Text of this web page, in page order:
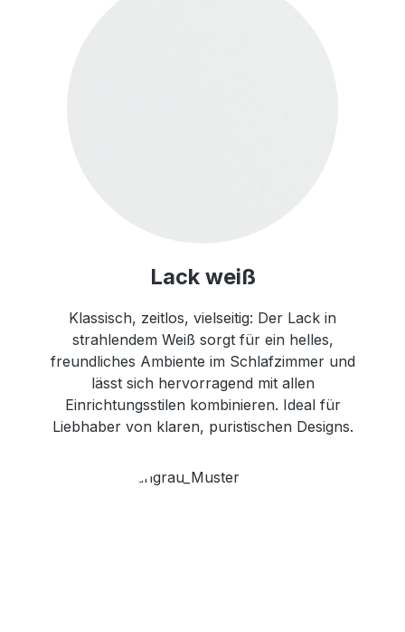
Lack weiß
Klassisch, zeitlos, vielseitig: Der Lack in
strahlendem Weiß sorgt für ein helles,
freundliches Ambiente im Schlafzimmer und
lässt sich hervorragend mit allen
Einrichtungsstilen kombinieren. Ideal für
Liebhaber von klaren, puristischen Designs.